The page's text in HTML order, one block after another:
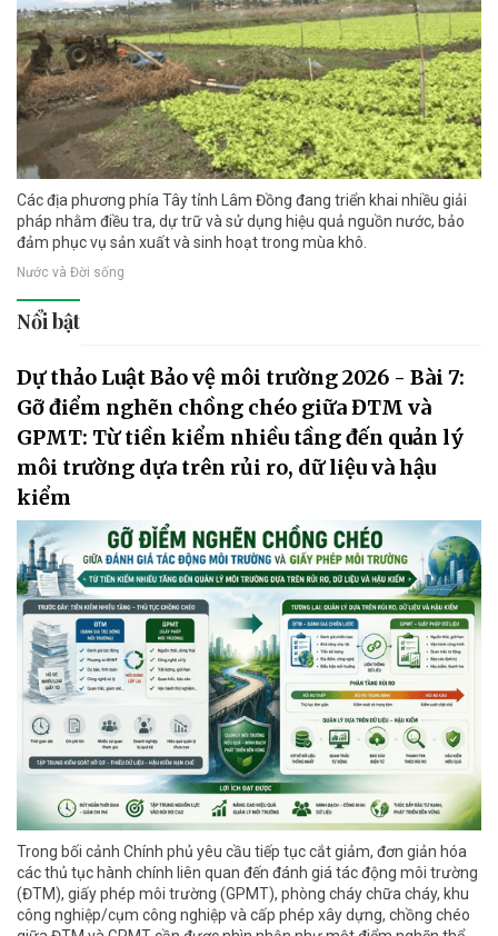
Các địa phương phía Tây tỉnh Lâm Đồng đang triển khai nhiều giải
pháp nhằm điều tra, dự trữ và sử dụng hiệu quả nguồn nước, bảo
đảm phục vụ sản xuất và sinh hoạt trong mùa khô.
Nước và Đời sống
Nổi bật
Dự thảo Luật Bảo vệ môi trường 2026 - Bài 7:
Gỡ điểm nghẽn chồng chéo giữa ĐTM và
GPMT: Từ tiền kiểm nhiều tầng đến quản lý
môi trường dựa trên rủi ro, dữ liệu và hậu
kiểm
Trong bối cảnh Chính phủ yêu cầu tiếp tục cắt giảm, đơn giản hóa
các thủ tục hành chính liên quan đến đánh giá tác động môi trường
(ĐTM), giấy phép môi trường (GPMT), phòng cháy chữa cháy, khu
công nghiệp/cụm công nghiệp và cấp phép xây dựng, chồng chéo